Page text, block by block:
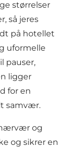
størrelser
så jeres
på hotellet
uformelle
pauser,
ligger
for en
samvær.
og
og sikrer en